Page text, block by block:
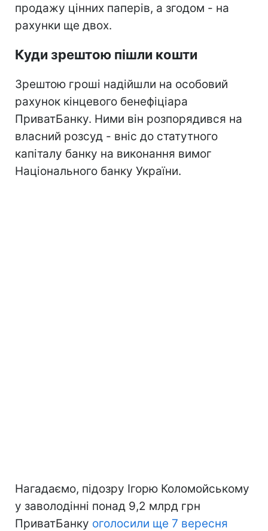
продажу цінних паперів, а згодом - на
рахунки ще двох.
Куди зрештою пішли кошти
Зрештою гроші надійшли на особовий
рахунок кінцевого бенефіціара
ПриватБанку. Ними він розпорядився на
власний розсуд - вніс до статутного
капіталу банку на виконання вимог
Національного банку України.
Нагадаємо, підозру Ігорю Коломойському
у заволодінні понад 9,2 млрд грн
ПриватБанку оголосили ще 7 вересня